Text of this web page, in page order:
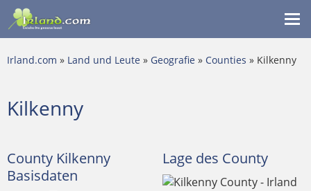
Irland.com » Land und Leute » Geografie » Counties » Kilkenny
Kilkenny
County Kilkenny
Basisdaten
Lage des County